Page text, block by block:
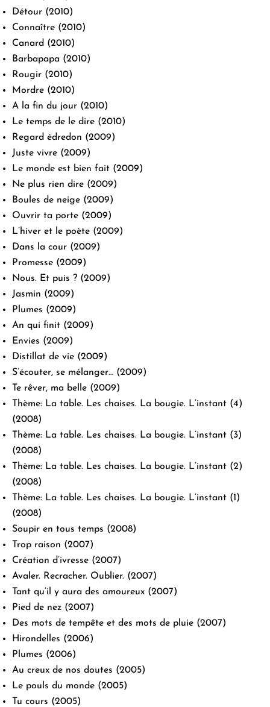
Détour (2010)
Connaître (2010)
Canard (2010)
Barbapapa (2010)
Rougir (2010)
Mordre (2010)
A la fin du jour (2010)
Le temps de le dire (2010)
Regard édredon (2009)
Juste vivre (2009)
Le monde est bien fait (2009)
Ne plus rien dire (2009)
Boules de neige (2009)
Ouvrir ta porte (2009)
L’hiver et le poète (2009)
Dans la cour (2009)
Promesse (2009)
Nous. Et puis ? (2009)
Jasmin (2009)
Plumes (2009)
An qui finit (2009)
Envies (2009)
Distillat de vie (2009)
S’écouter, se mélanger… (2009)
Te rêver, ma belle (2009)
Thème: La table. Les chaises. La bougie. L’instant (4)
(2008)
Thème: La table. Les chaises. La bougie. L’instant (3)
(2008)
Thème: La table. Les chaises. La bougie. L’instant (2)
(2008)
Thème: La table. Les chaises. La bougie. L’instant (1)
(2008)
Soupir en tous temps (2008)
Trop raison (2007)
Création d’ivresse (2007)
Avaler. Recracher. Oublier. (2007)
Tant qu’il y aura des amoureux (2007)
Pied de nez (2007)
Des mots de tempête et des mots de pluie (2007)
Hirondelles (2006)
Plumes (2006)
Au creux de nos doutes (2005)
Le pouls du monde (2005)
Tu cours (2005)